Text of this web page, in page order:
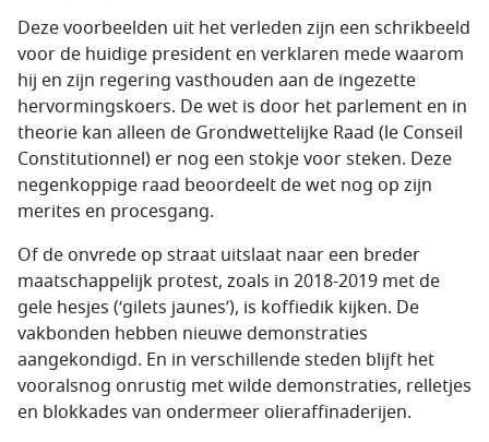
Deze voorbeelden uit het verleden zijn een schrikbeeld
voor de huidige president en verklaren mede waarom
hij en zijn regering vasthouden aan de ingezette
hervormingskoers. De wet is door het parlement en in
theorie kan alleen de Grondwettelijke Raad (le Conseil
Constitutionnel) er nog een stokje voor steken. Deze
negenkoppige raad beoordeelt de wet nog op zijn
merites en procesgang.
Of de onvrede op straat uitslaat naar een breder
maatschappelijk protest, zoals in 2018-2019 met de
gele hesjes (‘gilets jaunes’), is koffiedik kijken. De
vakbonden hebben nieuwe demonstraties
aangekondigd. En in verschillende steden blijft het
vooralsnog onrustig met wilde demonstraties, relletjes
en blokkades van ondermeer olieraffinaderijen.